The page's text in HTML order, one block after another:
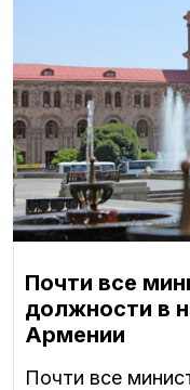
Почти все
должности в
Армении
Почти все